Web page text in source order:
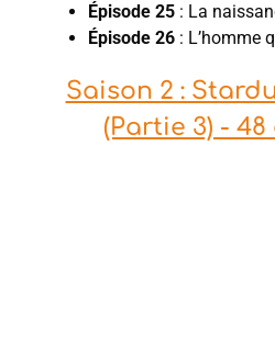
Épisode 25 : La
Épisode 26 : L’homme
Saison 2 :
(Partie 3) -